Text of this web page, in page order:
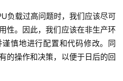
负载过高问题时，我们应该尽可
性。因此，我们应该在非生产环
慎地进行配置和代码修改。同
的操作和决策，以便于日后的回